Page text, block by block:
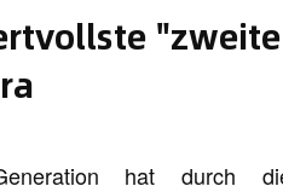
hat durch